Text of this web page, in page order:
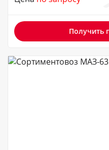
Получить